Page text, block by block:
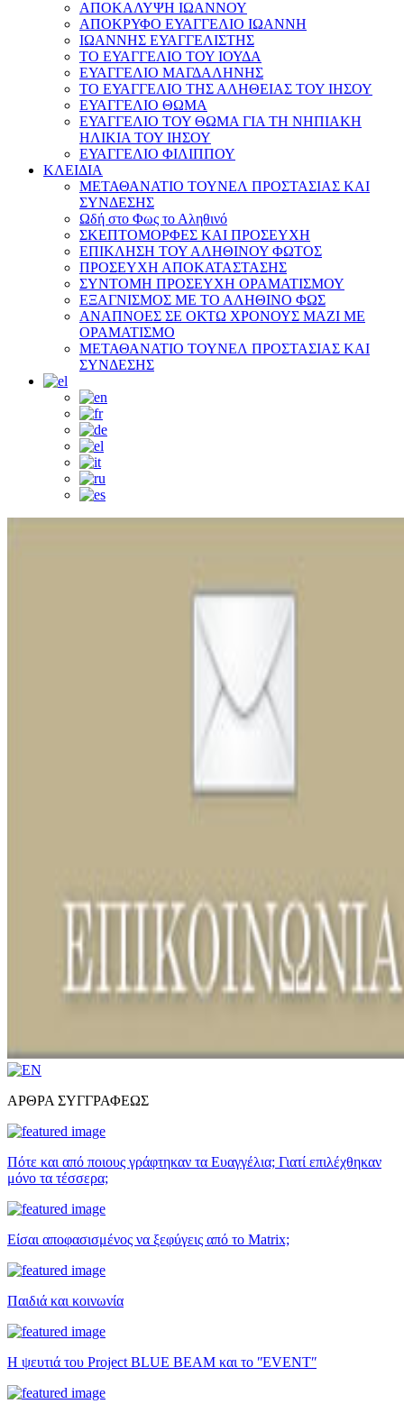
ΑΠΟΚΑΛΥΨΗ ΙΩΑΝΝΟΥ
ΑΠΟΚΡΥΦΟ ΕΥΑΓΓΕΛΙΟ ΙΩΑΝΝΗ
ΙΩΑΝΝΗΣ ΕΥΑΓΓΕΛΙΣΤΗΣ
ΤΟ ΕΥΑΓΓΕΛΙΟ ΤΟΥ ΙΟΥΔΑ
ΕΥΑΓΓΕΛΙΟ ΜΑΓΔΑΛΗΝΗΣ
ΤΟ ΕΥΑΓΓΕΛΙΟ ΤΗΣ ΑΛΗΘΕΙΑΣ ΤΟΥ ΙΗΣΟΥ
ΕΥΑΓΓΕΛΙΟ ΘΩΜΑ
ΕΥΑΓΓΕΛΙΟ ΤΟΥ ΘΩΜΑ ΓΙΑ ΤΗ ΝΗΠΙΑΚΗ
ΗΛΙΚΙΑ ΤΟΥ ΙΗΣΟΥ
ΕΥΑΓΓΕΛΙΟ ΦΙΛΙΠΠΟΥ
ΚΛΕΙΔΙΑ
ΜΕΤΑΘΑΝΑΤΙΟ ΤΟΥΝΕΛ ΠΡΟΣΤΑΣΙΑΣ ΚΑΙ
ΣΥΝΔΕΣΗΣ
Ωδή στο Φως το Αληθινό
ΣΚΕΠΤΟΜΟΡΦΕΣ ΚΑΙ ΠΡΟΣΕΥΧΗ
ΕΠΙΚΛΗΣΗ ΤΟΥ ΑΛΗΘΙΝΟΥ ΦΩΤΟΣ
ΠΡΟΣΕΥΧΗ ΑΠΟΚΑΤΑΣΤΑΣΗΣ
ΣΥΝΤΟΜΗ ΠΡΟΣΕΥΧΗ ΟΡΑΜΑΤΙΣΜΟΥ
ΕΞΑΓΝΙΣΜΟΣ ΜΕ ΤΟ ΑΛΗΘΙΝΟ ΦΩΣ
ΑΝΑΠΝΟΕΣ ΣΕ ΟΚΤΩ ΧΡΟΝΟΥΣ ΜΑΖΙ ΜΕ
ΟΡΑΜΑΤΙΣΜΟ
ΜΕΤΑΘΑΝΑΤΙΟ ΤΟΥΝΕΛ ΠΡΟΣΤΑΣΙΑΣ ΚΑΙ
ΣΥΝΔΕΣΗΣ
ΑΡΘΡΑ ΣΥΓΓΡΑΦΕΩΣ
Πότε και από ποιους γράφτηκαν τα Ευαγγέλια; Γιατί επιλέχθηκαν
μόνο τα τέσσερα;
Είσαι αποφασισμένος να ξεφύγεις από το Matrix;
Παιδιά και κοινωνία
Η ψευτιά του Project BLUE BEAM και το ʺEVENTʺ